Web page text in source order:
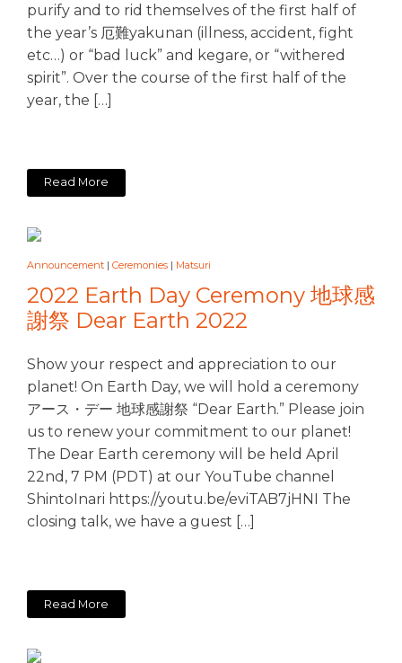
purify and to rid themselves of the first half of
the year’s 厄難yakunan (illness, accident, fight
etc…) or “bad luck” and kegare, or “withered
spirit”. Over the course of the first half of the
year, the […]
Read More
Announcement | Ceremonies | Matsuri
2022 Earth Day Ceremony 地球感
謝祭 Dear Earth 2022
Show your respect and appreciation to our
planet! On Earth Day, we will hold a ceremony
アース・デー 地球感謝祭 “Dear Earth.” Please join
us to renew your commitment to our planet!
The Dear Earth ceremony will be held April
22nd, 7 PM (PDT) at our YouTube channel
ShintoInari https://youtu.be/eviTAB7jHNI The
closing talk, we have a guest […]
Read More